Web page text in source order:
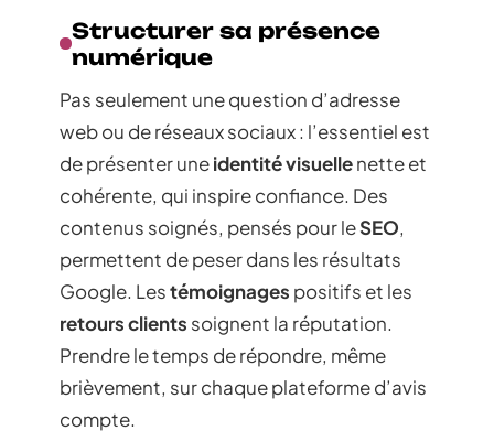
Structurer sa présence
numérique
Pas seulement une question d’adresse
web ou de réseaux sociaux : l’essentiel est
de présenter uneidentité visuellenette et
cohérente, qui inspire confiance. Des
contenus soignés, pensés pour leSEO,
permettent de peser dans les résultats
Google. Lestémoignages positifs et les
retours clients soignent la réputation.
Prendre le temps de répondre, même
brièvement, sur chaque plateforme d’avis
compte.